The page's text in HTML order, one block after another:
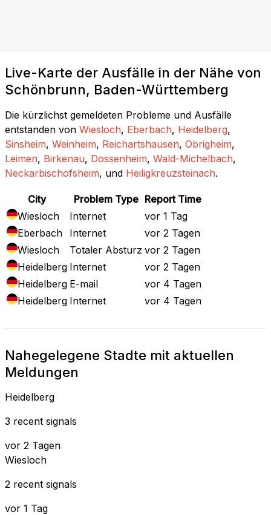
Live-Karte der Ausfälle in der Nähe von
Schönbrunn, Baden-Württemberg
Die kürzlichst gemeldeten Probleme und Ausfälle
entstanden von Wiesloch, Eberbach, Heidelberg,
Sinsheim, Weinheim, Reichartshausen, Obrigheim,
Leimen, Birkenau, Dossenheim, Wald-Michelbach,
Neckarbischofsheim, und Heiligkreuzsteinach.
City Problem Type Report Time
Wiesloch
Internet
vor 1 Tag
Eberbach
Internet
vor 2 Tagen
Wiesloch
Totaler Absturz vor 2 Tagen
Heidelberg Internet
vor 2 Tagen
Heidelberg E-mail
vor 4 Tagen
Heidelberg Internet vor 4 Tagen
Nahegelegene Stadte mit aktuellen
Meldungen
Heidelberg
3 recent signals
vor 2 Tagen
Wiesloch
2 recent signals
vor 1 Tag